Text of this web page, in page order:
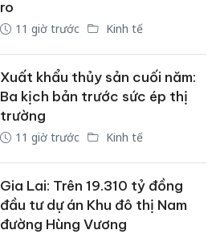
ro
11 giờ trước Kinh tế
Xuất khẩu thủy sản cuối năm:
Ba kịch bản trước sức ép thị
trường
11 giờ trước Kinh tế
Gia Lai: Trên 19.310 tỷ đồng
đầu tư dự án Khu đô thị Nam
đường Hùng Vương